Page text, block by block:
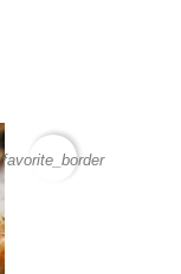
favorite_border